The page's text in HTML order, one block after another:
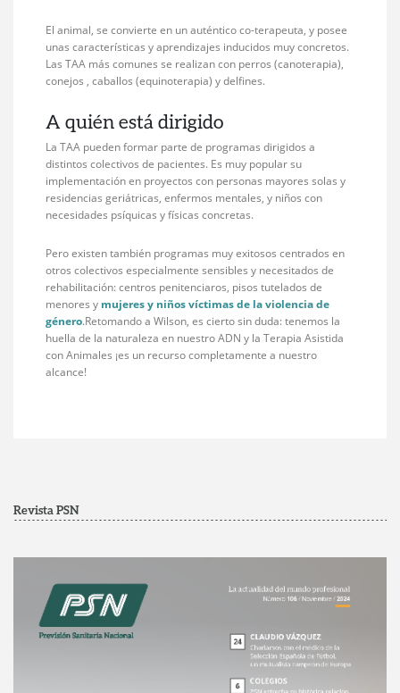
El animal, se convierte en un auténtico co-terapeuta, y posee
unas características y aprendizajes inducidos muy concretos.
Las TAA más comunes se realizan con perros (canoterapia),
conejos , caballos (equinoterapia) y delfines.
A quién está dirigido
La TAA pueden formar parte de programas dirigidos a
distintos colectivos de pacientes. Es muy popular su
implementación en proyectos con personas mayores solas y
residencias geriátricas, enfermos mentales, y niños con
necesidades psíquicas y físicas concretas.
Pero existen también programas muy exitosos centrados en
otros colectivos especialmente sensibles y necesitados de
rehabilitación: centros penitenciaros, pisos tutelados de
menores y mujeres y niños víctimas de la violencia de
género.Retomando a Wilson, es cierto sin duda: tenemos la
huella de la naturaleza en nuestro ADN y la Terapia Asistida
con Animales ¡es un recurso completamente a nuestro
alcance!
Revista PSN